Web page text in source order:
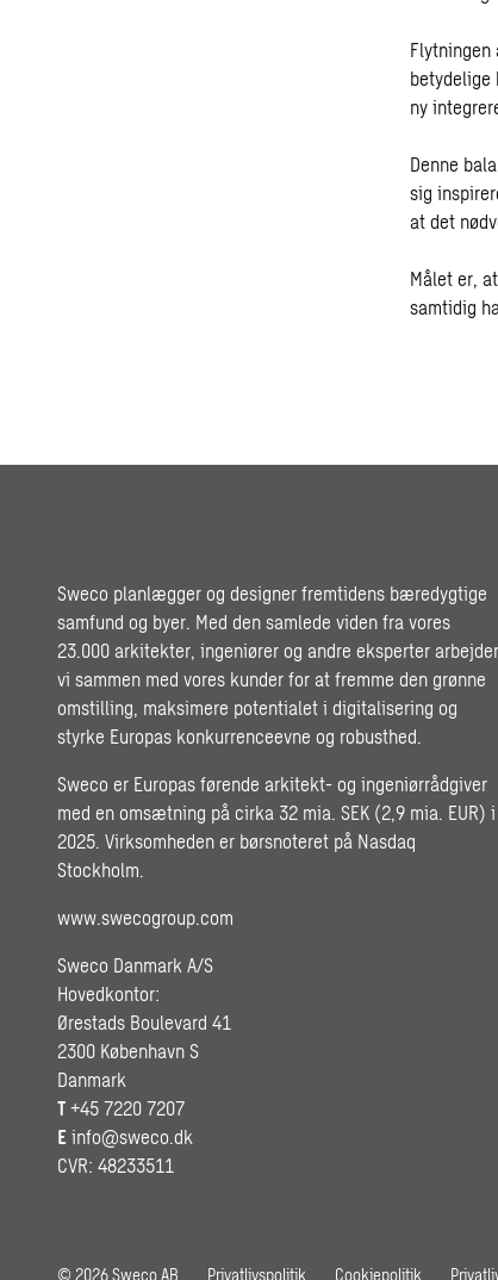
Flytningen
betydelige
ny
Denne
sig
at det
Målet er,
samtidig
Sweco planlægger og designer fremtidens bæredygtige
samfund og byer. Med den samlede viden fra vores
23.000 arkitekter, ingeniører og andre eksperter arbejder
vi sammen med vores kunder for at fremme den grønne
omstilling, maksimere potentialet i digitalisering og
styrke Europas konkurrenceevne og robusthed.
Sweco er Europas førende arkitekt- og ingeniørrådgiver
med en omsætning på cirka 32 mia. SEK (2,9 mia. EUR) i
2025. Virksomheden er børsnoteret på Nasdaq
Stockholm.
www.swecogroup.com
Sweco Danmark A/S
Hovedkontor:
Ørestads Boulevard 41
2300 København S
Danmark
T +45 7220 7207
E info@sweco.dk
CVR: 48233511
© 2026 Sweco AB Privatlivspolitik Cookiepolitik